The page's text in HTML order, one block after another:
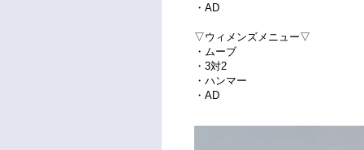
・AD
▽ウィメンズメニュー▽
・ムーブ
・3対2
・ハンマー
・AD